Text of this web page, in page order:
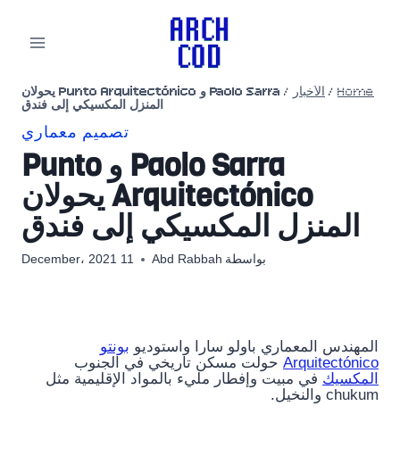
Home
/ الأخبار /
Paolo Sarra و Punto Arquitectónico يحولان
المنزل المكسيكي إلى فندق
تصميم معماري
Paolo Sarra و Punto
Arquitectónico يحولان
المنزل المكسيكي إلى فندق
بواسطة Abd Rabbah 11 December، 2021
المهندس المعماري باولو سارا واستوديو بونتو
Arquitectónico حولت مسكن تاريخي في الجنوب
المكسيك في مبيت وإفطار مليء بالمواد الإقليمية مثل
chukum والنخيل.